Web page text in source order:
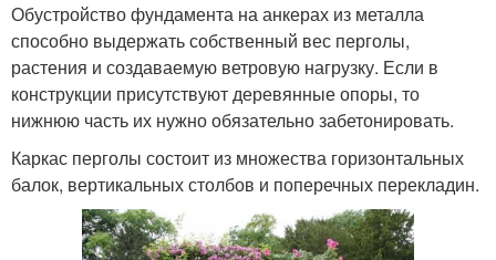
Обустройство фундамента на анкерах из металла
способно выдержать собственный вес перголы,
растения и создаваемую ветровую нагрузку. Если в
конструкции присутствуют деревянные опоры, то
нижнюю часть их нужно обязательно забетонировать.
Каркас перголы состоит из множества горизонтальных
балок, вертикальных столбов и поперечных перекладин.